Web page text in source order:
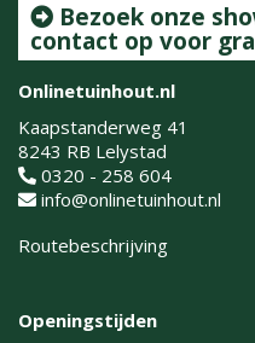
Bezoek onze
contact op voor
Onlinetuinhout.nl
Kaapstanderweg 41
8243 RB Lelystad
0320 - 258 604
info@onlinetuinhout.nl
Routebeschrijving
Openingstijden